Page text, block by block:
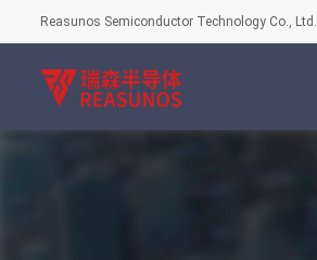
Reasunos Semiconductor Technology Co., Ltd.